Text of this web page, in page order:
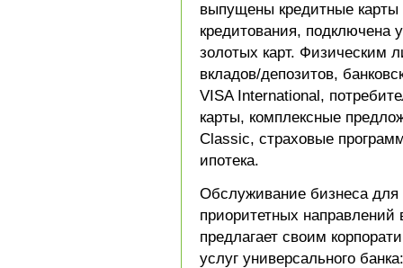
выпущены кредитные
кредитования, подключена
золотых карт. Физическим
вкладов/депозитов,
VISA International,
карты, комплексные
Classic, страховые
ипотека.
Обслуживание бизнеса для
приоритетных направлений
предлагает своим
услуг универсального